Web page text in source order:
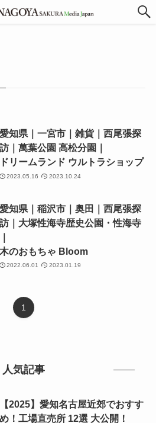
愛知県｜一宮市｜雑貨｜西尾張探
訪｜萬葉公園 高松分園｜
ドリームランド ウルトラショップ
2023.05.16 2023.10.24
愛知県｜稲沢市｜奥田｜西尾張探
訪｜大塚性海寺歴史公園・性海寺
｜
木のおもちゃ Bloom
2022.06.01 2023.01.19
1
人気記事
【2025】愛知名古屋近郊でおすす
め！工場直売所 12選 大公開！